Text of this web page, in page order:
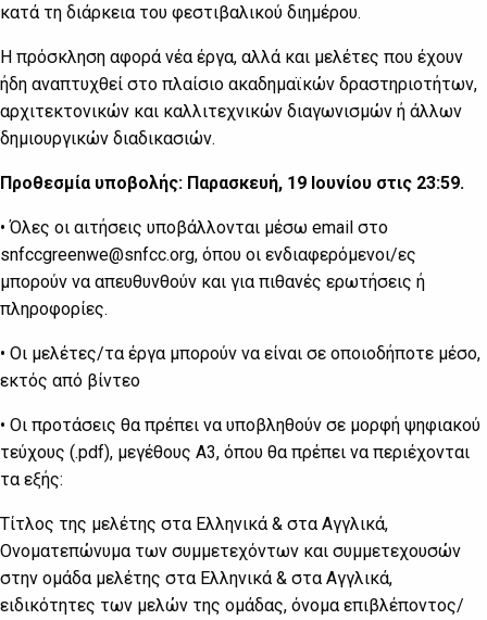
κατά τη διάρκεια του φεστιβαλικού διημέρου.
Η πρόσκληση αφορά νέα έργα, αλλά και μελέτες που έχουν
ήδη αναπτυχθεί στο πλαίσιο ακαδημαϊκών δραστηριοτήτων,
αρχιτεκτονικών και καλλιτεχνικών διαγωνισμών ή άλλων
δημιουργικών διαδικασιών.
Προθεσμία υποβολής: Παρασκευή, 19 Ιουνίου στις 23:59.
• Όλες οι αιτήσεις υποβάλλονται μέσω email στο
snfccgreenwe@snfcc.org, όπου οι ενδιαφερόμενοι/ες
μπορούν να απευθυνθούν και για πιθανές ερωτήσεις ή
πληροφορίες.
• Οι μελέτες/τα έργα μπορούν να είναι σε οποιοδήποτε μέσο,
εκτός από βίντεο
• Οι προτάσεις θα πρέπει να υποβληθούν σε μορφή ψηφιακού
τεύχους (.pdf), μεγέθους Α3, όπου θα πρέπει να περιέχονται
τα εξής:
Τίτλος της μελέτης στα Ελληνικά & στα Αγγλικά,
Ονοματεπώνυμα των συμμετεχόντων και συμμετεχουσών
στην ομάδα μελέτης στα Ελληνικά & στα Αγγλικά,
ειδικότητες των μελών της ομάδας, όνομα επιβλέποντος/